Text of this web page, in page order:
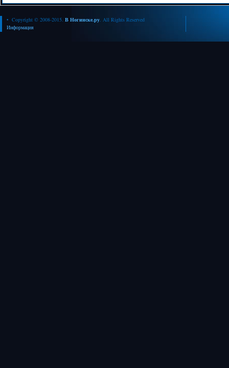
• Copyright © 2008-2015. В Ногинске.ру. All Rights Reserved
Информация